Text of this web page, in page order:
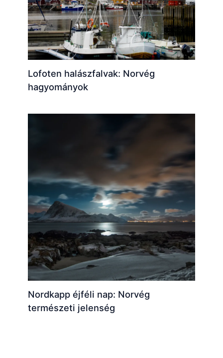
Lofoten halászfalvak: Norvég
hagyományok
Nordkapp éjféli nap: Norvég
természeti jelenség